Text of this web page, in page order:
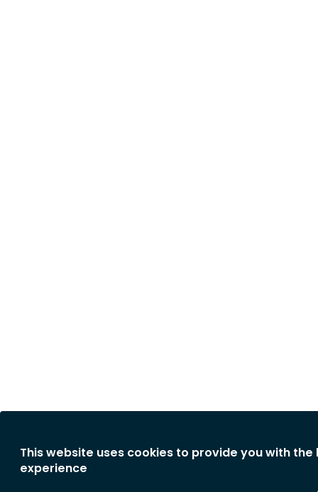
This website uses cookies to provide you with the
experience